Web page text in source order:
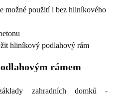
možné použití i bez hliníkového
hliníkový podlahový rám
rámem